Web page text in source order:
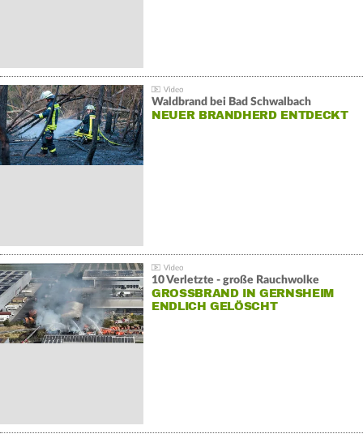
Waldbrand bei Bad Schwalbach
NEUER BRANDHERD ENTDECKT
10 Verletzte - große Rauchwolke
GROSSBRAND IN GERNSHEIM E
NDLICH GELÖSCHT